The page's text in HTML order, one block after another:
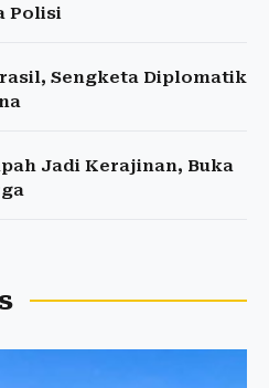
Polisi
Sengketa Diplomatik
Jadi Kerajinan, Buka